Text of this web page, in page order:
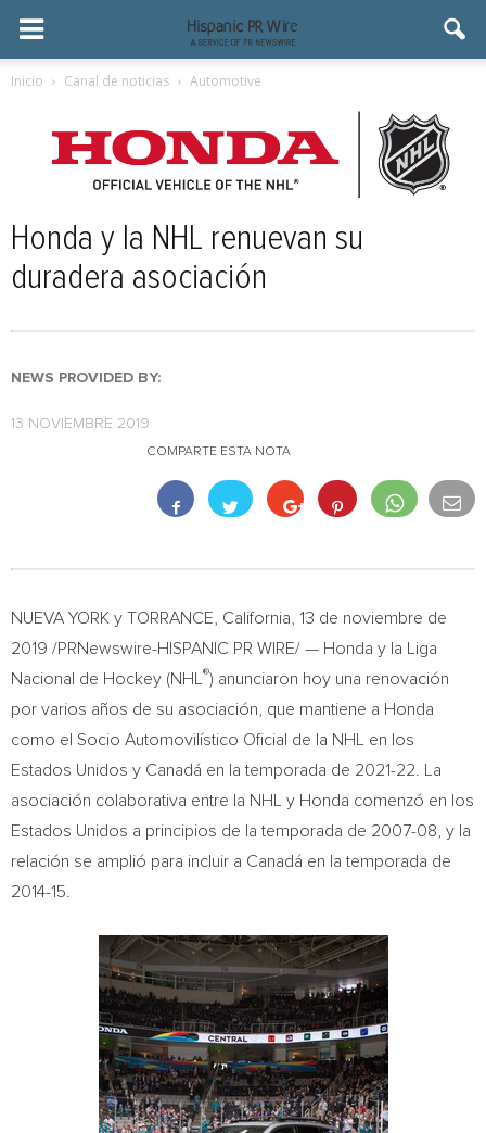
Inicio Canal de noticias Automotive
Honda y la NHL renuevan su
duradera asociación
NEWS PROVIDED BY:
13 NOVIEMBRE 2019
COMPARTE ESTA NOTA
NUEVA YORK y TORRANCE, California , 13 de noviembre de
2019 /PRNewswire-HISPANIC PR WIRE/ — Honda y la
Liga
Nacional de Hockey (NHL ®) anunciaron hoy una renovación
por varios años de su asociación, que mantiene a Honda
como el Socio Automovilístico Oficial de la NHL en los
Estados Unidos y Canadá en la temporada de 2021-22. La
asociación colaborativa entre la NHL y Honda comenzó en los
Estados Unidos a principios de la temporada de 2007-08, y la
relación se amplió para incluir a Canadá en la temporada de
2014-15.